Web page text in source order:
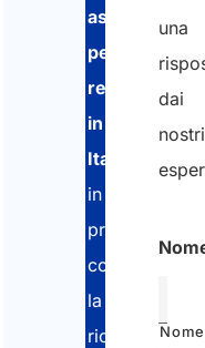
assistenza
per
relocation
in
Italia
in
processi
come
la
ricerca
una
dai
nostri
Nome